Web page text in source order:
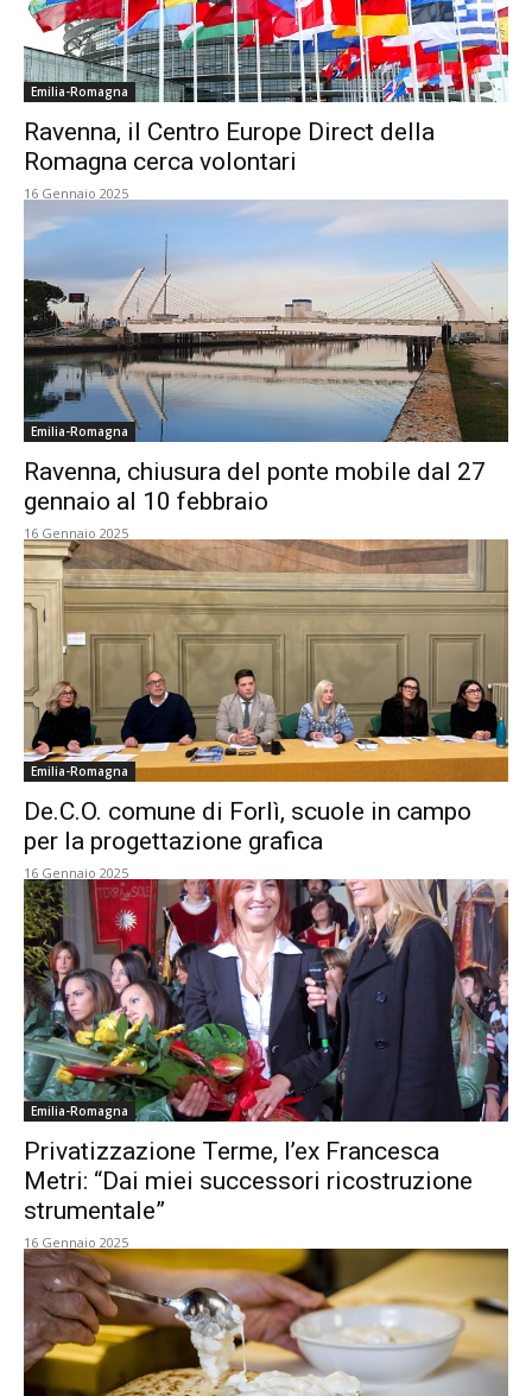
Emilia-Romagna
Ravenna, il Centro Europe Direct della
Romagna cerca volontari
16 Gennaio 2025
Emilia-Romagna
Ravenna, chiusura del ponte mobile dal 27
gennaio al 10 febbraio
16 Gennaio 2025
Emilia-Romagna
De.C.O. comune di Forlì, scuole in campo
per la progettazione grafica
16 Gennaio 2025
Emilia-Romagna
Privatizzazione Terme, l’ex Francesca
Metri: “Dai miei successori ricostruzione
strumentale”
16 Gennaio 2025